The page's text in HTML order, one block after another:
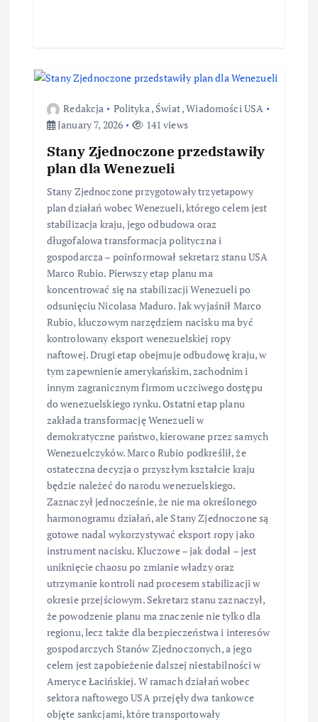
Redakcja Polityka, Świat,Wiadomości USA
January 7, 2026
141 views
Stany Zjednoczone przedstawiły
plan dla Wenezueli
Stany Zjednoczone przygotowały trzyetapowy
plan działań wobec Wenezueli, którego celem jest
stabilizacja kraju, jego odbudowa oraz
długofalowa transformacja polityczna i
gospodarcza – poinformował sekretarz stanu USA
Marco Rubio. Pierwszy etap planu ma
koncentrować się na stabilizacji Wenezueli po
odsunięciu Nicolasa Maduro. Jak wyjaśnił Marco
Rubio, kluczowym narzędziem nacisku ma być
kontrolowany eksport wenezuelskiej ropy
naftowej. Drugi etap obejmuje odbudowę kraju, w
tym zapewnienie amerykańskim, zachodnim i
innym zagranicznym firmom uczciwego dostępu
do wenezuelskiego rynku. Ostatni etap planu
zakłada transformację Wenezueli w
demokratyczne państwo, kierowane przez samych
Wenezuelczyków. Marco Rubio podkreślił, że
ostateczna decyzja o przyszłym kształcie kraju
będzie należeć do narodu wenezuelskiego.
Zaznaczył jednocześnie, że nie ma określonego
harmonogramu działań, ale Stany Zjednoczone są
gotowe nadal wykorzystywać eksport ropy jako
instrument nacisku. Kluczowe – jak dodał – jest
uniknięcie chaosu po zmianie władzy oraz
utrzymanie kontroli nad procesem stabilizacji w
okresie przejściowym. Sekretarz stanu zaznaczył,
że powodzenie planu ma znaczenie nie tylko dla
regionu, lecz także dla bezpieczeństwa i interesów
gospodarczych Stanów Zjednoczonych, a jego
celem jest zapobieżenie dalszej niestabilności w
Ameryce Łacińskiej. W ramach działań wobec
sektora naftowego USA przejęły dwa tankowce
objęte sankcjami, które transportowały